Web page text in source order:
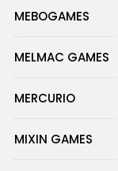
MEBOGAMES
MELMAC GAMES
MERCURIO
MIXIN GAMES